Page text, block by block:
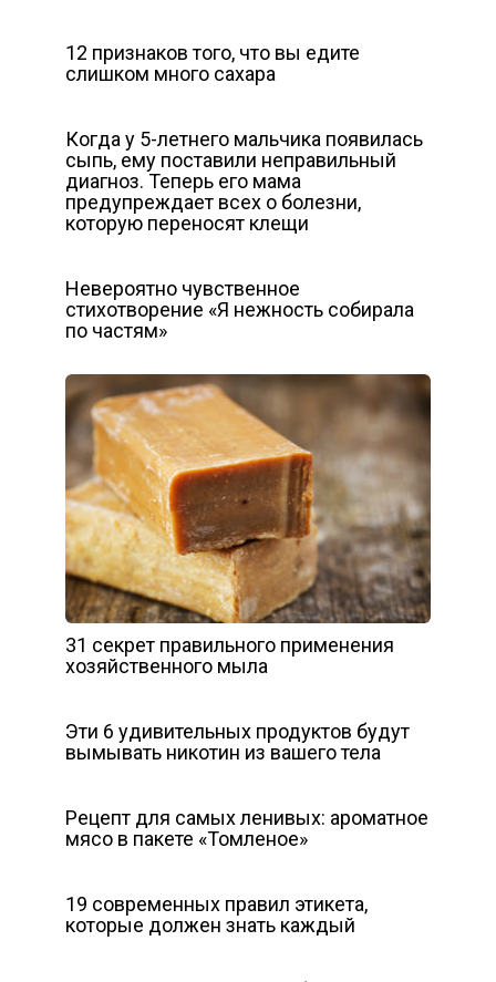
12 признаков того, что вы едите
слишком много сахара
Когда у 5-летнего мальчика появилась
сыпь, ему поставили неправильный
диагноз. Теперь его мама
предупреждает всех о болезни,
которую переносят клещи
Невероятно чувственное
стихотворение «Я нежность собирала
по частям»
31 секрет правильного применения
хозяйственного мыла
Эти 6 удивительных продуктов будут
вымывать никотин из вашего тела
Рецепт для самых ленивых: ароматное
мясо в пакете «Томленое»
19 современных правил этикета,
которые должен знать каждый